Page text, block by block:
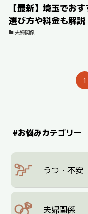
【最新】埼玉でお
選び方や料金も解説
夫婦関係
1
#お悩みカテゴリー
うつ・不安
夫婦関係